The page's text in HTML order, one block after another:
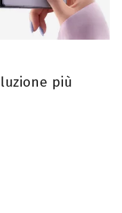
più